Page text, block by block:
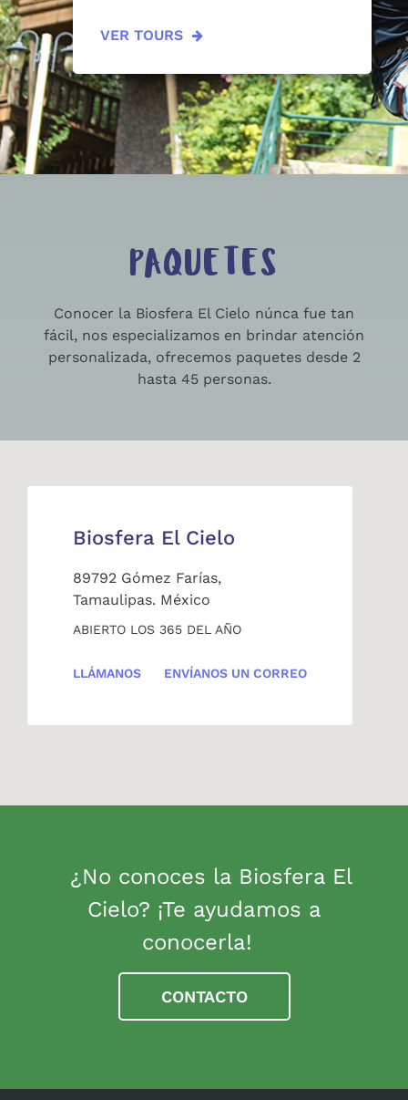
VER TOURS
PAQUETES
Conocer la Biosfera El Cielo núnca fue tan
fácil, nos especializamos en brindar atención
personalizada, ofrecemos paquetes desde 2
hasta 45 personas.
Biosfera El Cielo
89792 Gómez Farías,
Tamaulipas. México
ABIERTO LOS 365 DEL AÑO
LLÁMANOS ENVÍANOS UN CORREO
¿No conoces la Biosfera El
Cielo? ¡Te ayudamos a
conocerla!
CONTACTO